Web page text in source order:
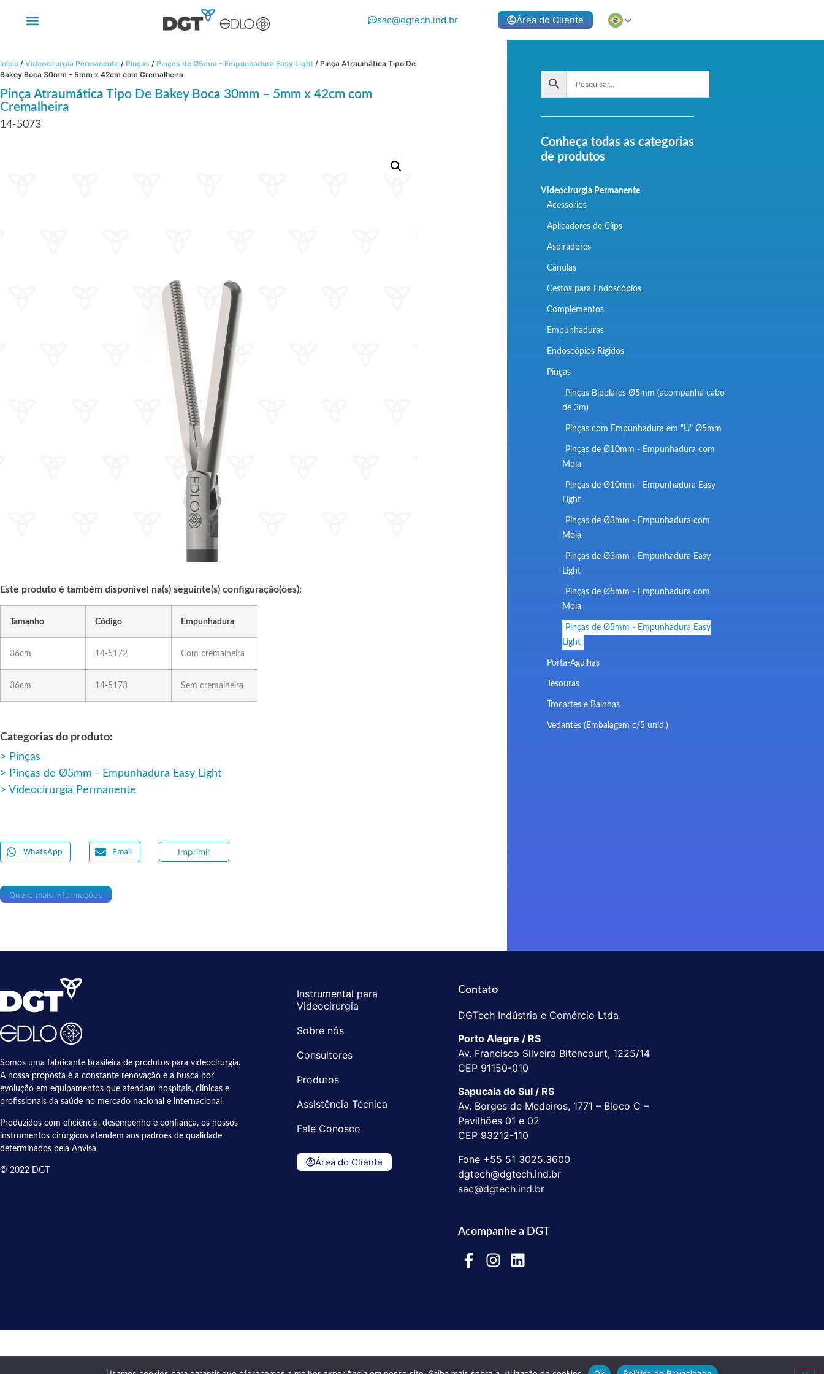
sac@dgtech.ind.br Área do Cliente
Início / Videocirurgia Permanente / Pinças / Pinças de Ø5mm - Empunhadura Easy Light / Pinça Atraumática Tipo De
Bakey Boca 30mm – 5mm x 42cm com Cremalheira
Pinça Atraumática Tipo De Bakey Boca 30mm – 5mm x 42cm com
Cremalheira
14-5073
Este produto é também disponível na(s) seguinte(s) configuração(ões):
Tamanho Código Empunhadura
36cm 14-5172 Com cremalheira
36cm 14-5173 Sem cremalheira
Categorias do produto:
Pinças
Pinças de Ø5mm - Empunhadura Easy Light
Videocirurgia Permanente
WhatsApp Email Imprimir
Quero mais informações
Conheça todas as categorias
de produtos
Videocirurgia Permanente
Acessórios
Aplicadores de Clips
Aspiradores
Cânulas
Cestos para Endoscópios
Complementos
Empunhaduras
Endoscópios Rigidos
Pinças
Pinças Bipolares Ø5mm (acompanha cabo
de 3m)
Pinças com Empunhadura em "U" Ø5mm
Pinças de Ø10mm - Empunhadura com
Mola
Pinças de Ø10mm - Empunhadura Easy
Light
Pinças de Ø3mm - Empunhadura com
Mola
Pinças de Ø3mm - Empunhadura Easy
Light
Pinças de Ø5mm - Empunhadura com
Mola
Pinças de Ø5mm - Empunhadura Easy
Light
Porta-Agulhas
Tesouras
Trocartes e Bainhas
Vedantes (Embalagem c/5 unid.)
Somos uma fabricante brasileira de produtos para videocirurgia.
A nossa proposta é a constante renovação e a busca por
evolução em equipamentos que atendam hospitais, clínicas e
profissionais da saúde no mercado nacional e internacional.
Produzidos com eficiência, desempenho e confiança, os nossos
instrumentos cirúrgicos atendem aos padrões de qualidade
determinados pela Anvisa.
© 2022 DGT
Instrumental para
Videocirurgia
Sobre nós
Consultores
Produtos
Assistência Técnica
Fale Conosco
Área do Cliente
Contato
DGTech Indústria e Comércio Ltda.
Porto Alegre / RS
Av. Francisco Silveira Bitencourt, 1225/14
CEP 91150-010
Sapucaia do Sul / RS
Av. Borges de Medeiros, 1771 – Bloco C –
Pavilhões 01 e 02
CEP 93212-110
Fone +55 51 3025.3600
dgtech@dgtech.ind.br
sac@dgtech.ind.br
Acompanhe a DGT